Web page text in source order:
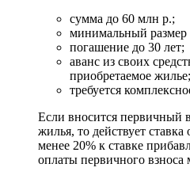
сумма до 60 млн р.;
минимальный размер
погашение до 30 лет;
аванс из своих
приобретаемое жилье;
требуется
Если вносится первичный
жилья, то действует
менее 20% к ставке
оплаты первичного